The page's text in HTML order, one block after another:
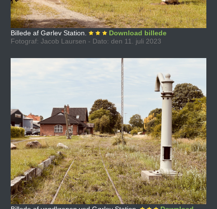
Billede af Gørlev Station.
Download billede
Fotograf: Jacob Laursen - Dato: den 11. juli 2023